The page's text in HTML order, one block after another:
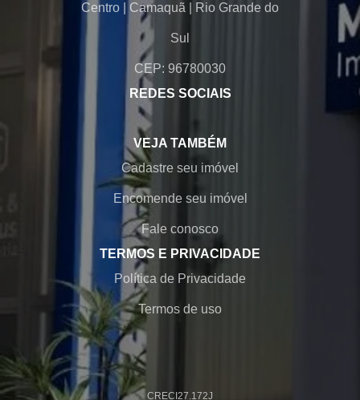
Centro Camaquã Rio Grande do
Sul
CEP: 96780030
REDES SOCIAIS
VEJA TAMBÉM
Cadastre seu imóvel
Encomende seu imóvel
Fale conosco
TERMOS E PRIVACIDADE
Política de Privacidade
Termos de uso
CRECI 27.172J